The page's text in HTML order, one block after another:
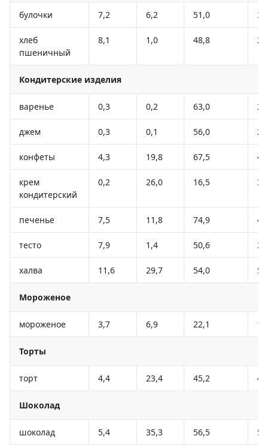
булочки 7,2 6,2 51,0
хлеб
пшеничный
8,1 1,0 48,8
Кондитерские изделия
варенье 0,3 0,2 63,0
джем 0,3 0,1 56,0
конфеты 4,3 19,8 67,5
крем
кондитерский
0,2 26,0 16,5
печенье 7,5 11,8 74,9
тесто 7,9 1,4 50,6
халва 11,6 29,7 54,0
Мороженое
мороженое 3,7 6,9 22,1
Торты
торт 4,4 23,4 45,2
Шоколад
шоколад 5,4 35,3 56,5